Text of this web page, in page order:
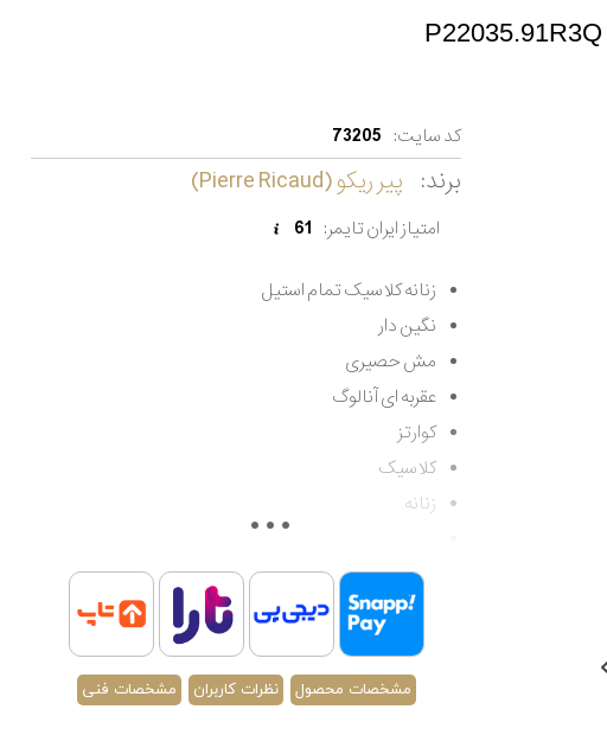
کد سایت: 73205
برند: پیر ریکو (Pierre Ricaud)
امتیاز ایران تایمر: 61
زنانه کلاسیک تمام استیل
نگین دار
مش حصیری
عقربه ای آنالوگ
کوارتز
کلاسیک
زنانه
مقاوم در برابر آب تا 30 متر
اصالت کشور فرانسه
گارانتی مادام العمر اصالت کالا
مشخصات محصول نظرات کاربران مشخصات فنی